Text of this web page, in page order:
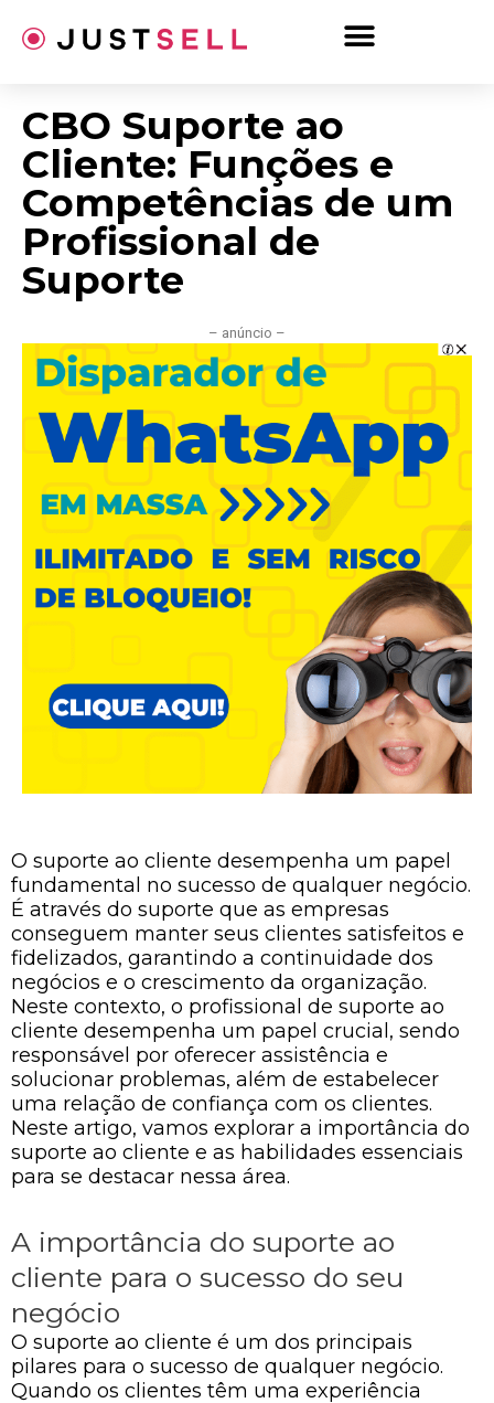
para
CBO Suporte ao
Cliente: Funções e
Competências de um
Profissional de
Suporte
– anúncio –
O suporte ao cliente desempenha um papel
fundamental no sucesso de qualquer negócio.
É através do suporte que as empresas
conseguem manter seus clientes satisfeitos e
fidelizados, garantindo a continuidade dos
negócios e o crescimento da organização.
Neste contexto, o profissional de suporte ao
cliente desempenha um papel crucial, sendo
responsável por oferecer assistência e
solucionar problemas, além de estabelecer
uma relação de confiança com os clientes.
Neste artigo, vamos explorar a importância do
suporte ao cliente e as habilidades essenciais
para se destacar nessa área.
A importância do suporte ao
cliente para o sucesso do seu
negócio
O suporte ao cliente é um dos principais
pilares para o sucesso de qualquer negócio.
Quando os clientes têm uma experiência